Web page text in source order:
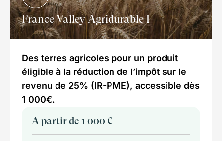
France Valley Agridurable I
Des terres agricoles pour un produit
éligible à la réduction de l’impôt sur le
revenu de 25% (IR-PME), accessible dès
1 000€.
A partir de 1 000 €